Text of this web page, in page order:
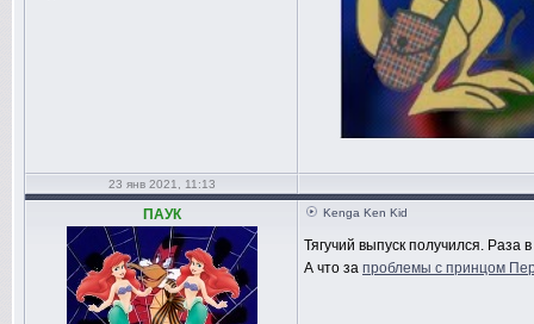
23 янв 2021, 11:13
ПАУК Kenga Ken Kid
Тягучий выпуск получился. Раза
А что за проблемы с принцом